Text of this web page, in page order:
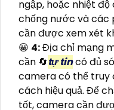
ngập, hoặc nhiệt độ
chống nước và các
cần được xem xét
😀 4:Địa chỉ mạng
cần 🔄tự tincó đủ
camera có thể truy
cách hiệu quả. Để
tốt, camera cần